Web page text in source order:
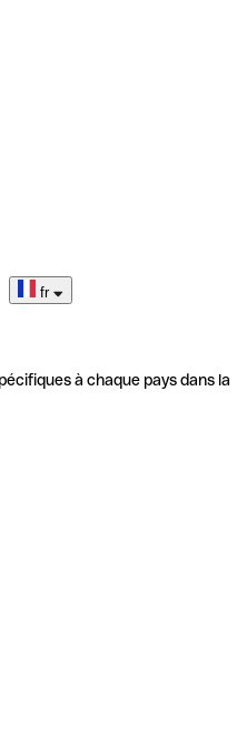
fr
à chaque pays dans la